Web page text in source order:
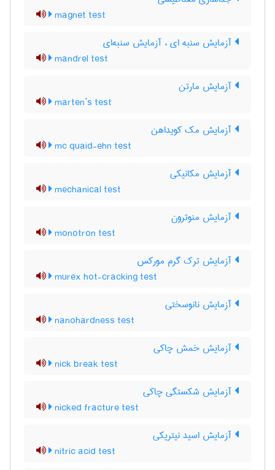
magnet test
آزمایش سنبه ای ، آزمایش سنبه‌ای
mandrel test
آزمایش مارتن
marten’s test
آزمایش مک کویداهن
mc quaid-ehn test
آزمایش مکانیکی
mechanical test
آزمایش منوترون
monotron test
آزمایش ترک گرم مورکس
murex hot-cracking test
آزمایش نانوسختی
nanohardness test
آزمایش خمش چاکی
nick break test
آزمایش شکستگی چاکی
nicked fracture test
آزمایش اسید نیتریکی
nitric acid test